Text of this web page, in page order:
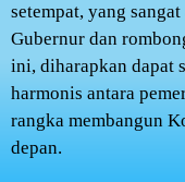
setempat, yang
Gubernur dan
ini, diharapkan dapat
harmonis antara
rangka membangun
depan.